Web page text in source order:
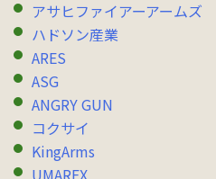
アサヒファイアーアームズ
ハドソン産業
ARES
ASG
ANGRY GUN
コクサイ
KingArms